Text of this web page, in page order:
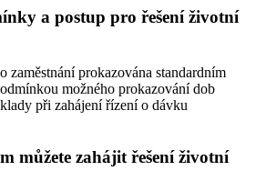
a postup pro řešení životní
zaměstnání prokazována standardním
možného prokazování dob
při zahájení řízení o dávku
můžete zahájit řešení životní